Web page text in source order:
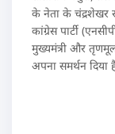
के नेता के चंद्रशेखर
कांग्रेस पार्टी
मुख्यमंत्री और तृणमूल
अपना समर्थन दिया